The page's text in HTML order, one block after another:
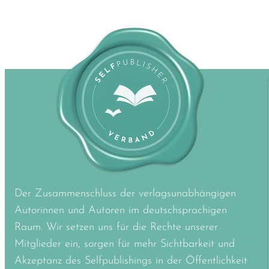
Der Zusammenschluss der verlagsunabhängigen
Autorinnen und Autoren im deutschsprachigen
Raum. Wir setzen uns für die Rechte unserer
Mitglieder ein, sorgen für mehr Sichtbarkeit und
Akzeptanz des Selfpublishings in der Öffentlichkeit